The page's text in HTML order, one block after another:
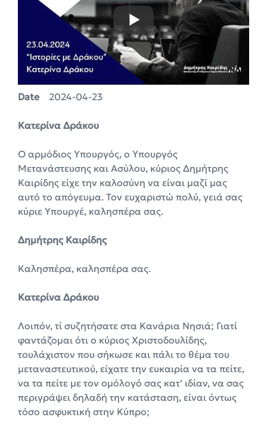
Date2024-04-23
Κατερίνα Δράκου
O αρμόδιος Υπουργός, ο Υπουργός
Μετανάστευσης και Ασύλου, κύριος Δημήτρης
Καιρίδης είχε την καλοσύνη να είναι μαζί μας
αυτό το απόγευμα. Τον ευχαριστώ πολύ, γειά σας
κύριε Υπουργέ, καλησπέρα σας.
Δημήτρης Καιρίδης
Καλησπέρα, καλησπέρα σας.
Κατερίνα Δράκου
Λοιπόν, τί συζητήσατε στα Κανάρια Νησιά; Γιατί
φαντάζομαι ότι ο κύριος Χριστοδουλίδης,
τουλάχιστον που σήκωσε και πάλι το θέμα του
μεταναστευτικού, είχατε την ευκαιρία να τα πείτε,
να τα πείτε με τον ομόλογό σας κατ’ ιδίαν, να σας
περιγράψει δηλαδή την κατάσταση, είναι όντως
τόσο ασφυκτική στην Κύπρο;